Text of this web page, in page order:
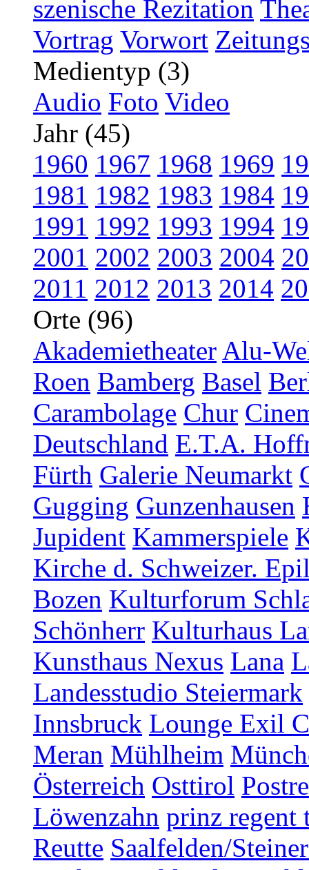
szenische Rezitation
Vortrag Vorwort
Medientyp (3)
Audio Foto Video
Jahr (45)
1960 1967 1968 1969
1981 1982 1983 1984
1991 1992 1993 1994
2001 2002 2003 2004
2011 2012 2013 2014
Orte (96)
Akademietheater Alu-
Roen Bamberg Basel
Carambolage Chur
Deutschland E.T.A.
Fürth Galerie Neumarkt
Gugging Gunzenhausen
Jupident Kammerspiele
Kirche d. Schweizer.
Bozen Kulturforum
Schönherr Kulturhaus
Kunsthaus Nexus Lana
Landesstudio Steiermark
Innsbruck Lounge Exil
Meran Mühlheim
Österreich Osttirol
Löwenzahn prinz regent
Reutte Saalfelden/